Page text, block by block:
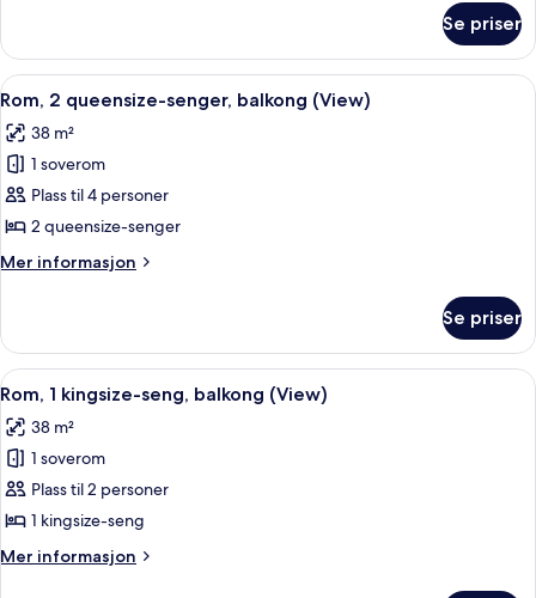
(View)
1
kingsize-
seng,
(View)
Se priser
Åpne
alle
bildene
av
Rom,
2
queensize-
senger,
(View)
4
Rom, 2 queensize-senger, balkong (View)
38 m²
1 soverom
Plass til 4 personer
2 queensize-senger
Mer informasjon
Mer
2
queensize-
senger,
(View)
Se priser
Åpne
alle
bildene
av
Rom,
1
kingsize-
seng,
Allergitestet sengetøy, safe på
4
Rom, 1 kingsize-seng, balkong (View)
38 m²
1 soverom
Plass til 2 personer
1 kingsize-seng
Mer informasjon
Mer